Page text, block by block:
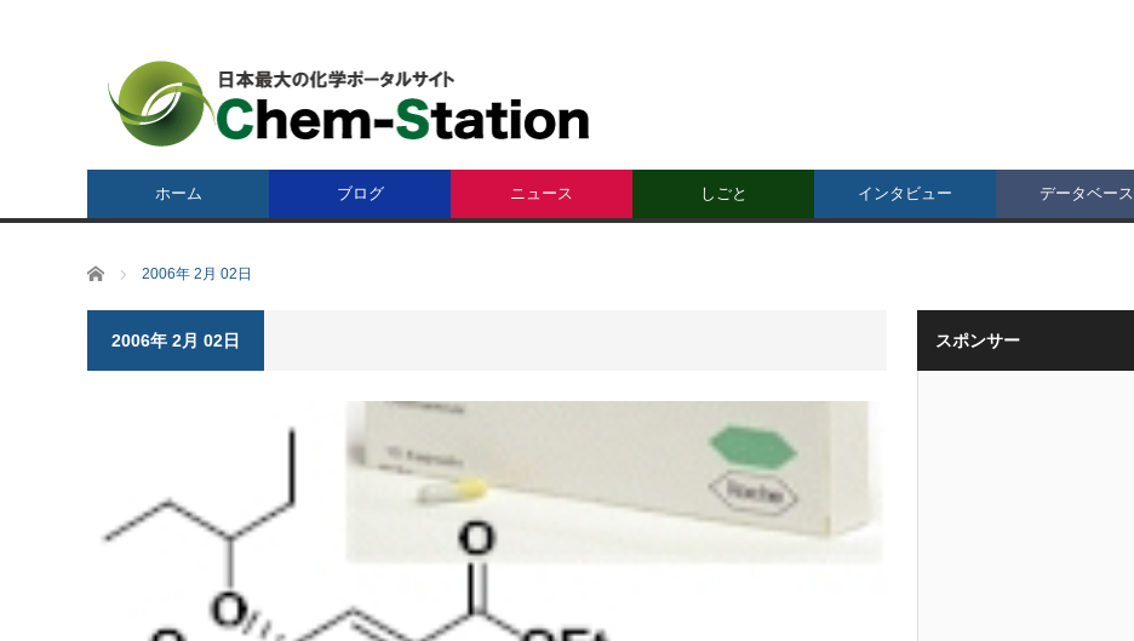
ホーム ブログ ニュース しごと インタビュー データベース
ホーム 2006年 2月 02日
2006年 2月 02日 スポンサー